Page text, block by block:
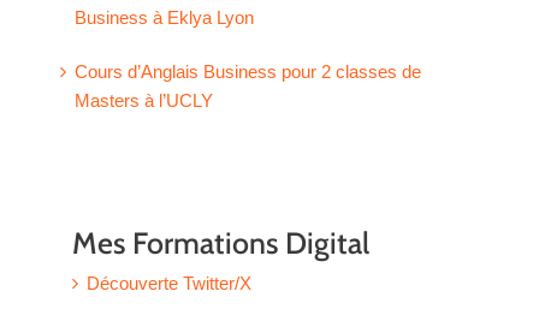
Business à Eklya Lyon
Cours d’Anglais Business pour 2 classes de
Masters à l’UCLY
Mes Formations Digital
Découverte Twitter/X